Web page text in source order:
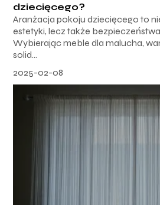
dziecięcego?
Aranżacja pokoju dziecięcego to
estetyki, lecz także
Wybierając meble dla malucha,
solid...
2025-02-08